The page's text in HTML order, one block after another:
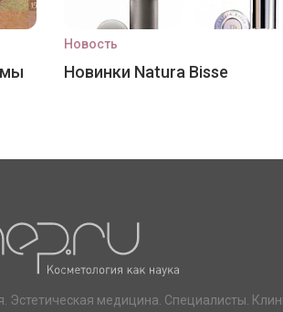
Новость
Новинки Natura Bisse
Эстетическая медицина. Специалисты.